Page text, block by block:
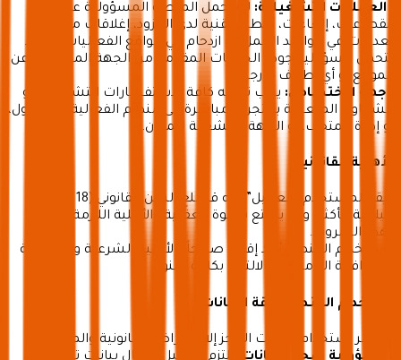
العمليات التشغيلية: لا تتحمل المنصة المسؤولية عن أي
انقطاعات، إلغاءات، أعطال تقنية لدى المزود، إغلاقات مؤقتة،
تعديلات في مواعيد العمل، أو ازدحام في مواقع الفعاليات. كما لا
تتحمل مسؤولية جودة الخدمات المقدمة من الجهة المسؤولة عن
الموقع أو أي أطراف خارجية.
جهة الاختصاص: يجب توجيه كافة الاستفسارات التشغيلية أو
الشكاوى المتعلقة بالتجربة مباشرة إلى منظم الفعالية المسؤول،
أو إدارة المتحف، أو الجهة المشغلة للمكان.
الأهلية القانونية
ميلادية فأكثر) وأنه يتمتع بالقوة العقلية والأهلية اللازمة للالتزام
بهذه الشروط.
• استخدام المنصة يُعد إقراراً صريحاً بالأهلية الشرعية والنظامية
والموافقة التامة على الالتزام بكافة البنود.
استخدام المنصة ودقة البيانات
• يُحظر استخدام خدمات الحجز إلا للأغراض القانونية والمشروعة.
مسؤولية صحة البيانات:
يلتزم العميل بإدخال بيانات تواصل